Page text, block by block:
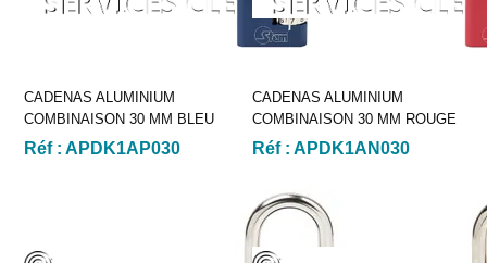
CADENAS ALUMINIUM
COMBINAISON 30 MM BLEU
Réf :APDK1AP030
CADENAS ALUMINIUM
COMBINAISON 30 MM ROUGE
Réf : APDK1AN030